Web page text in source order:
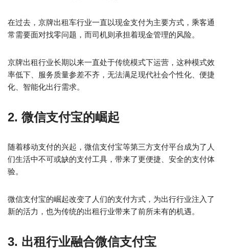
在过去，京牌出租车行业一直以现金支付为主要方式，乘客通
常需要面对找零问题，而司机则承担着现金管理的风险。
京牌出租行业长期以来一直处于传统模式下运营，这种模式效
率低下、服务质量参差不齐，无法满足现代社会个性化、便捷
化、智能化出行需求。
2. 微信支付宝的崛起
随着移动支付的兴起，微信支付宝等第三方支付平台成为了人
们生活中不可或缺的支付工具，带来了更便捷、安全的支付体
验。
微信支付宝的崛起改变了人们的支付方式，为出行行业注入了
新的活力，也为传统的出租行业带来了前所未有的机遇。
3. 出租行业融合微信支付宝